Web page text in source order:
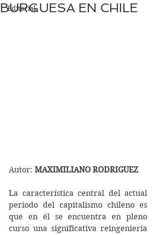
Editorial
BURGUESA EN CHILE
Autor: MAXIMILIANO RODRIGUEZ
La característica central del actual
período del capitalismo chileno es
que en él se encuentra en pleno
curso una significativa reingeniería